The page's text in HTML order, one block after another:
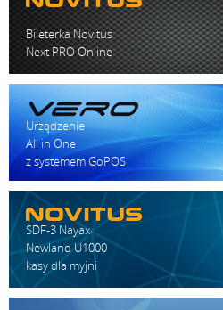
Bileterka Novitus
Next PRO Online
Urządzenie
All in One
z systemem GoPOS
SDF-3 Nayax
Newland U1000
kasy dla myjni